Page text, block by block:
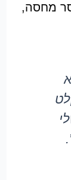
מחסה,